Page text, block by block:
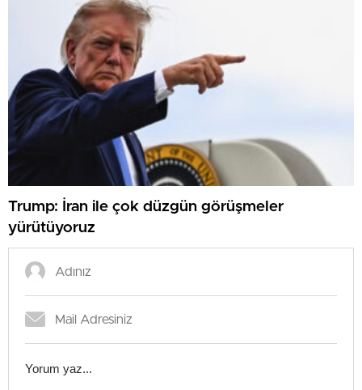
Trump: İran ile çok düzgün görüşmeler
yürütüyoruz